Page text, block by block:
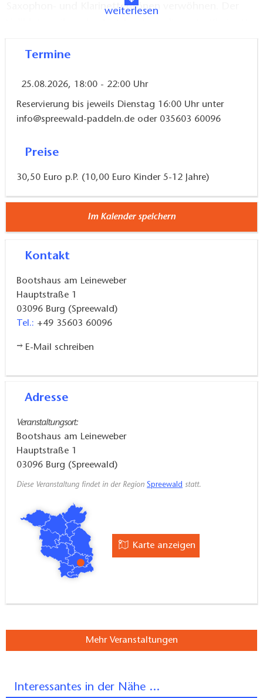
Saxophon- und Klarinettentönen verwöhnen. Der
der Grill&Chill Abende.
weiterlesen
Termine
25.08.2026, 18:00 - 22:00 Uhr
Reservierung bis jeweils Dienstag 16:00 Uhr unter
info@spreewald-paddeln.de oder 035603 60096
Preise
30,50 Euro p.P. (10,00 Euro Kinder 5-12 Jahre)
Im Kalender speichern
Kontakt
Bootshaus am Leineweber
Hauptstraße 1
03096 Burg (Spreewald)
Tel.: +49 35603 60096
E-Mail schreiben
Adresse
Veranstaltungsort:
Bootshaus am Leineweber
Hauptstraße 1
03096 Burg (Spreewald)
Diese Veranstaltung findet in der Region Spreewald statt.
Karte anzeigen
Mehr Veranstaltungen
Interessantes in der Nähe ...